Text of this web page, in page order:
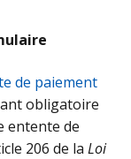
de paiement
obligatoire
entente de
206 de la Loi